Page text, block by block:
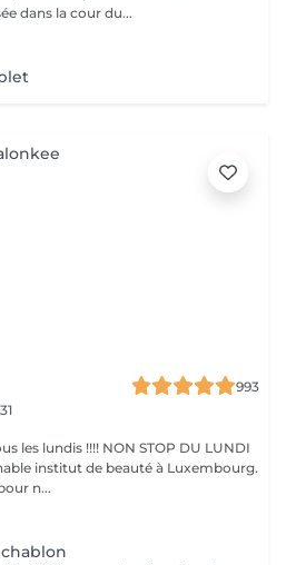
dans la cour du...
993
les lundis !!!! NON STOP DU LUNDI
n...